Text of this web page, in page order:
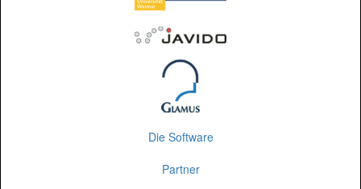
Die Software
Partner